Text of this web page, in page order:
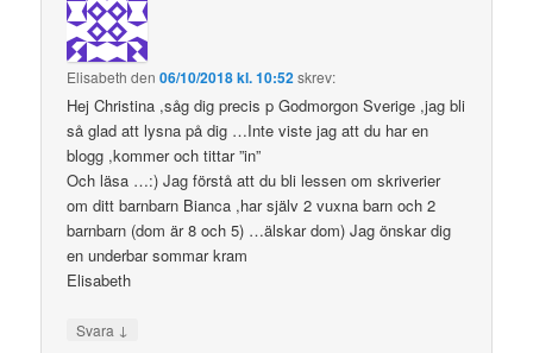
Elisabeth den06/10/2018 kl. 10:52skrev:
Hej Christina ,såg dig precis p Godmorgon Sverige ,jag bli
så glad att lysna på dig …Inte viste jag att du har en
blogg ,kommer och tittar ”in”
Och läsa …:) Jag förstå att du bli lessen om skriverier
om ditt barnbarn Bianca ,har själv 2 vuxna barn och 2
barnbarn (dom är 8 och 5) …älskar dom) Jag önskar dig
en underbar sommar kram
Elisabeth
Svara ↓